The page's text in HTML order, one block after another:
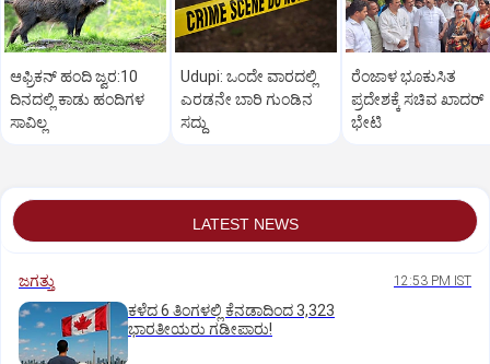
ಆಫ್ರಿಕನ್‌ ಹಂದಿ ಜ್ವರ:10
ದಿನದಲ್ಲಿ ಕಾಡು ಹಂದಿಗಳ
ಸಾವಿಲ್ಲ
Udupi: ಒಂದೇ ವಾರದಲ್ಲಿ
ಎರಡನೇ ಬಾರಿ ಗುಂಡಿನ
ಸದ್ದು
ರೆಂಜಾಳ ಭೂಕುಸಿತ
ಪ್ರದೇಶಕ್ಕೆ ಸಚಿವ ಖಾದರ್‌
ಭೇಟಿ
LATEST NEWS
ಜಗತ್ತು 12:53 PM IST
ಕಳೆದ 6 ತಿಂಗಳಲ್ಲಿ ಕೆನಡಾದಿಂದ 3,323
ಭಾರತೀಯರು ಗಡೀಪಾರು!